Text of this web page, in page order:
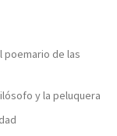
poemario de las
y la peluquera